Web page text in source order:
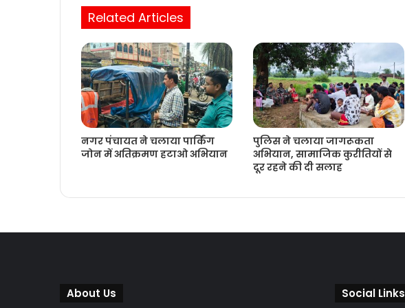
Related Articles
नगर पंचायत ने चलाया पार्किंग
जोन में अतिक्रमण हटाओ अभियान
पुलिस ने चलाया जागरूकता
अभियान, सामाजिक कुरीतियों से
दूर रहने की दी सलाह
About Us Social Links